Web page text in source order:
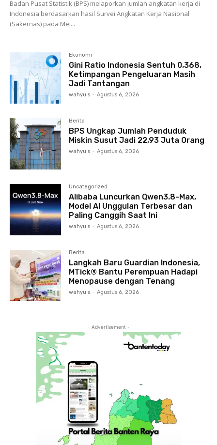
Badan Pusat Statistik (BPS) melaporkan jumlah angkatan kerja di
Indonesia berdasarkan hasil Survei Angkatan Kerja Nasional
(Sakernas) pada Mei...
Ekonomi
Gini Ratio Indonesia Sentuh 0,368,
Ketimpangan Pengeluaran Masih
Jadi Tantangan
wahyu s - Agustus 6, 2026
Berita
BPS Ungkap Jumlah Penduduk
Miskin Susut Jadi 22,93 Juta Orang
wahyu s - Agustus 6, 2026
Uncategorized
Alibaba Luncurkan Qwen3.8-Max,
Model AI Unggulan Terbesar dan
Paling Canggih Saat Ini
wahyu s - Agustus 6, 2026
Berita
Langkah Baru Guardian Indonesia,
MTick® Bantu Perempuan Hadapi
Menopause dengan Tenang
wahyu s - Agustus 6, 2026
- Advertisement -